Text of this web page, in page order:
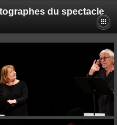
du spectacle